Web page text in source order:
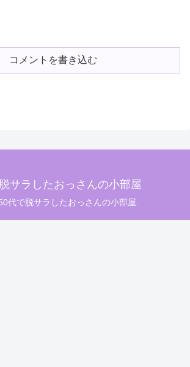
コメントを書き込む
サラしたおっさんの小部屋
代で脱サラしたおっさんの小部屋.